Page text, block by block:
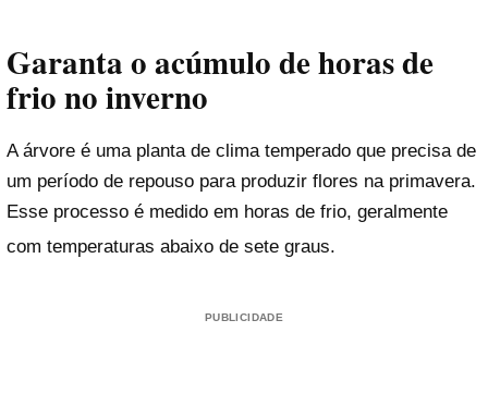
Garanta o acúmulo de horas de
frio no inverno
A árvore é uma planta de clima temperado que precisa de
um período de repouso para produzir flores na primavera.
Esse processo é medido em horas de frio, geralmente
com temperaturas abaixo de sete graus.
PUBLICIDADE